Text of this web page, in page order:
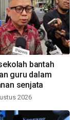
bantah
guru dalam
senjata
2026